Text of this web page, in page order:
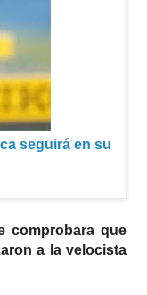
seguirá en su
comprobara que
a la velocista